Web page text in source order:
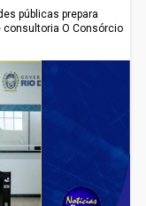
públicas prepara
O Consórcio